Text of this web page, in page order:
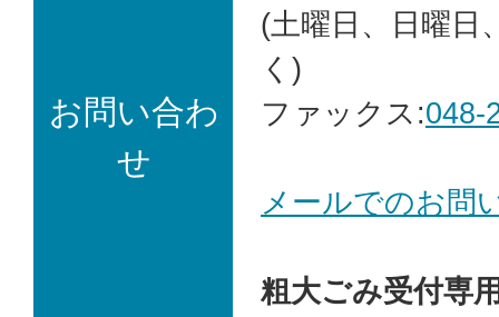
お問い合わ
せ
(土曜日、日曜日
く)
ファックス:048-
メールでのお問
粗大ごみ受付専